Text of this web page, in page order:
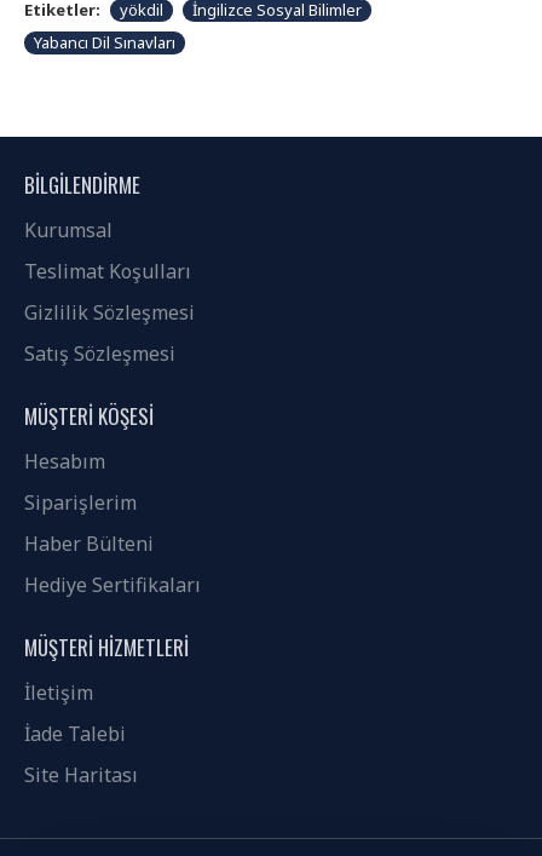
Etiketler: yökdil
İngilizce Sosyal Bilimler
Yabancı Dil Sınavları
BILGILENDIRME
Kurumsal
Teslimat Koşulları
Gizlilik Sözleşmesi
Satış Sözleşmesi
MÜŞTERI KÖŞESI
Hesabım
Siparişlerim
Haber Bülteni
Hediye Sertifikaları
MÜŞTERI HIZMETLERI
İletişim
İade Talebi
Site Haritası